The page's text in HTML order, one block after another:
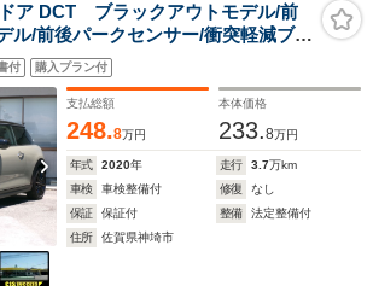
ア DCT ブラックアウトモデル/前
ル/前後パークセンサー/衝突軽減ブレ
ゥースオーディオオ/パドルシフ
/17インチブラックホイール
付 購入プラン付
支払総額
248.8万円
本体価格
233.8万円
年式 2020年 走行 3.7万km
車検
車検整備付 修復
なし
保証
保証付 整備
法定整備付
住所
佐賀県神埼市